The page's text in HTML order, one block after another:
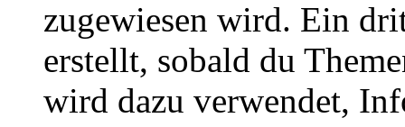
zugewiesen wird. Ein
erstellt, sobald du
wird dazu verwendet,